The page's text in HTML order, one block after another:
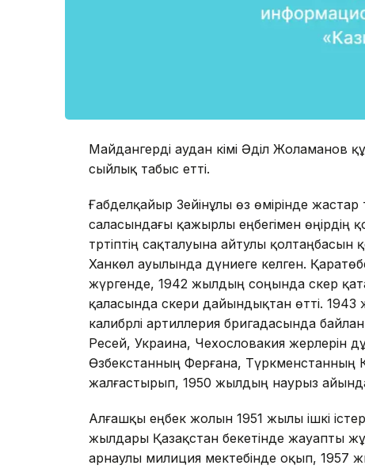
Майдангерді аудан әкімі Әділ Жоламанов
сыйлық табыс етті.
Ғабделқайыр Зейінұлы өз өмірінде жастар
саласындағы қажырлы еңбегімен
тәртіптің сақталуына айтулы
Ханкөл ауылында дүниеге келген.
жүргенде, 1942 жылдың соңында әскер
қаласында әскери дайындықтан өтті.
калибрлі артиллерия бригадасында
Ресей, Украина, Чехословакия жерлерін
Өзбекстанның Ферғана, Түркменстанның
жалғастырып, 1950 жылдың наурыз
Алғашқы еңбек жолын 1951 жылы ішкі
жылдары Қазақстан бекетінде жауапты
арнаулы милиция мектебінде оқып, 1957